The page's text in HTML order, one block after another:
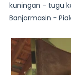
kuningan - tugu
Banjarmasin -